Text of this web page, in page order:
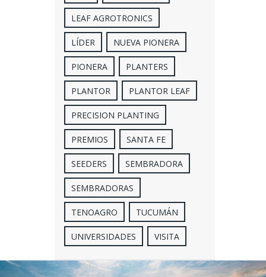
LEAF AGROTRONICS
LÍDER NUEVA PIONERA
PIONERA PLANTERS
PLANTOR PLANTOR LEAF
PRECISION PLANTING
PREMIOS SANTA FE
SEEDERS SEMBRADORA
SEMBRADORAS
TENOAGRO TUCUMÁN
UNIVERSIDADES VISITA